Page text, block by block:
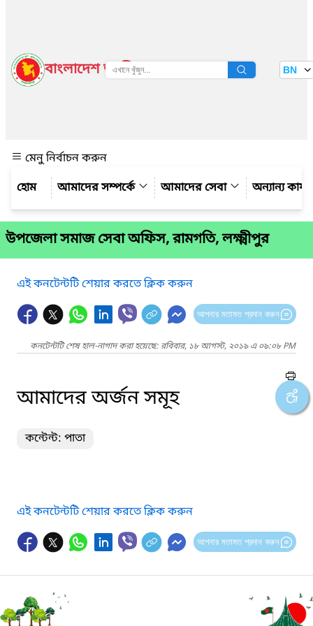
বাংলাদেশ জাতীয় তথ্য বাতায়ন BN
মেনু নির্বাচন করুন
আমাদের সম্পর্কে
আমাদের সেবা অন্যান্য
উপজেলা সমাজ সেবা অফিস, রামগতি, লক্ষ্মীপুর
এই কনটেন্টটি শেয়ার করতে ক্লিক করুন
আপনার মতামত প্রদান করুন
কনটেন্টটি শেষ হাল-নাগাদ করা হয়েছে: রবিবার, ১৮ আগস্ট, ২০১৯ এ ০৯:০৮ PM
আমাদের অর্জন সমূহ
কন্টেন্ট: পাতা
এই কনটেন্টটি শেয়ার করতে ক্লিক করুন
আপনার মতামত প্রদান করুন